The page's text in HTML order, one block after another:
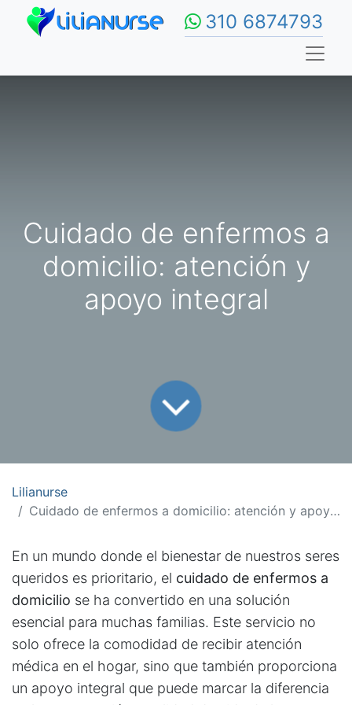
310 6874793
Cuidado de enfermos a
domicilio: atención y
apoyo integral
Lilianurse
Cuidado de enfermos a domicilio: atención y apoyo integral
En un mundo donde el bienestar de nuestros seres
queridos es prioritario, el cuidado de enfermos a
domicilio se ha convertido en una solución
esencial para muchas familias. Este servicio no
solo ofrece la comodidad de recibir atención
médica en el hogar, sino que también proporciona
un apoyo integral que puede marcar la diferencia